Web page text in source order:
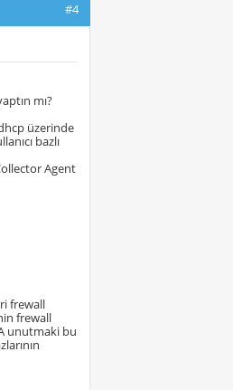
#4
mı?
üzerinde
bazlı
Agent
frewall
frewall
unutmaki bu